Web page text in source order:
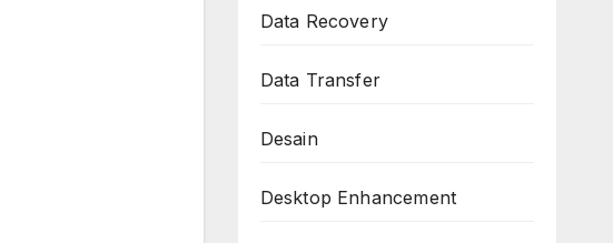
Data Recovery
Data Transfer
Desain
Desktop Enhancement